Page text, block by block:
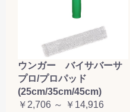
ウンガー バイサバーサ
プロ/プロパッド
(25cm/35cm/45cm)
￥2,706 ～ ￥14,916